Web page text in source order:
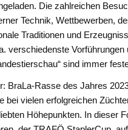
Die zahlreichen
Technik, Wettbewerben,
Traditionen und
verschiedenste
sind immer
BraLa-Rasse des Jahres
vielen erfolgreichen
Höhepunkten. In dieser